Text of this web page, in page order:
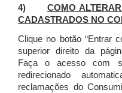
4) COMO
CADASTRADOS NO
Clique no botão “Entrar
superior direito da
Faça o acesso com
redirecionado
reclamações do